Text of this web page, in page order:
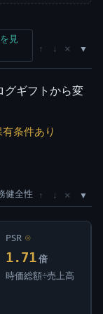
見
↑ ↓ ×
グギフトから変
条件あり
健全性 ↑ ↓ ×
PSR ⊙
1.71 倍
時価総額÷売上高